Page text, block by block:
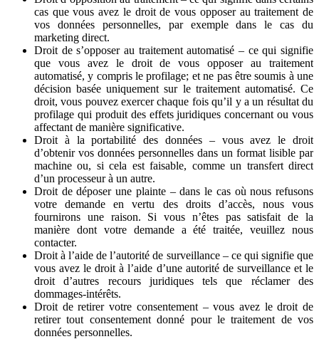
cas que vous avez le droit de vous opposer au traitement de
vos données personnelles, par exemple dans le cas du
marketing direct.
Droit de s’opposer au traitement automatisé – ce qui signifie
que vous avez le droit de vous opposer au traitement
automatisé, y compris le profilage; et ne pas être soumis à une
décision basée uniquement sur le traitement automatisé. Ce
droit, vous pouvez exercer chaque fois qu’il y a un résultat du
profilage qui produit des effets juridiques concernant ou vous
affectant de manière significative.
Droit à la portabilité des données – vous avez le droit
d’obtenir vos données personnelles dans un format lisible par
machine ou, si cela est faisable, comme un transfert direct
d’un processeur à un autre.
Droit de déposer une plainte – dans le cas où nous refusons
votre demande en vertu des droits d’accès, nous vous
fournirons une raison. Si vous n’êtes pas satisfait de la
manière dont votre demande a été traitée, veuillez nous
contacter.
Droit à l’aide de l’autorité de surveillance – ce qui signifie que
vous avez le droit à l’aide d’une autorité de surveillance et le
droit d’autres recours juridiques tels que réclamer des
dommages-intérêts.
Droit de retirer votre consentement – vous avez le droit de
retirer tout consentement donné pour le traitement de vos
données personnelles.